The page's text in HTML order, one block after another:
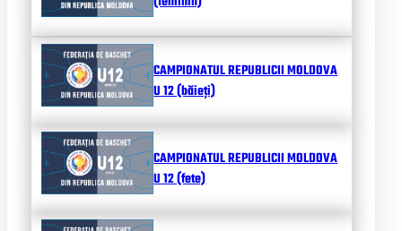
CAMPIONATUL REPUBLICII MOLDOVA
U 12 (băieți)
CAMPIONATUL REPUBLICII MOLDOVA
U 12 (fete)